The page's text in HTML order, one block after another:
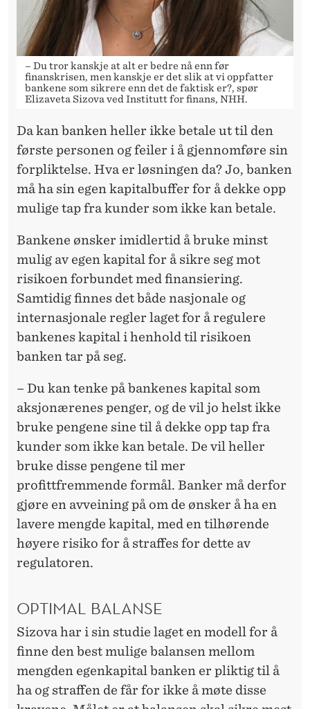
– Du tror kanskje at alt er bedre nå enn før
finanskrisen, men kanskje er det slik at vi oppfatter
bankene som sikrere enn det de faktisk er?, spør
Elizaveta Sizova ved Institutt for finans, NHH.
Da kan banken heller ikke betale ut til den
første personen og feiler i å gjennomføre sin
forpliktelse. Hva er løsningen da? Jo, banken
må ha sin egen kapitalbuffer for å dekke opp
mulige tap fra kunder som ikke kan betale.
Bankene ønsker imidlertid å bruke minst
mulig av egen kapital for å sikre seg mot
risikoen forbundet med finansiering.
Samtidig finnes det både nasjonale og
internasjonale regler laget for å regulere
bankenes kapital i henhold til risikoen
banken tar på seg.
– Du kan tenke på bankenes kapital som
aksjonærenes penger, og de vil jo helst ikke
bruke pengene sine til å dekke opp tap fra
kunder som ikke kan betale. De vil heller
bruke disse pengene til mer
profittfremmende formål. Banker må derfor
gjøre en avveining på om de ønsker å ha en
lavere mengde kapital, med en tilhørende
høyere risiko for å straffes for dette av
regulatoren.
OPTIMAL BALANSE
Sizova har i sin studie laget en modell for å
finne den best mulige balansen mellom
mengden egenkapital banken er pliktig til å
ha og straffen de får for ikke å møte disse